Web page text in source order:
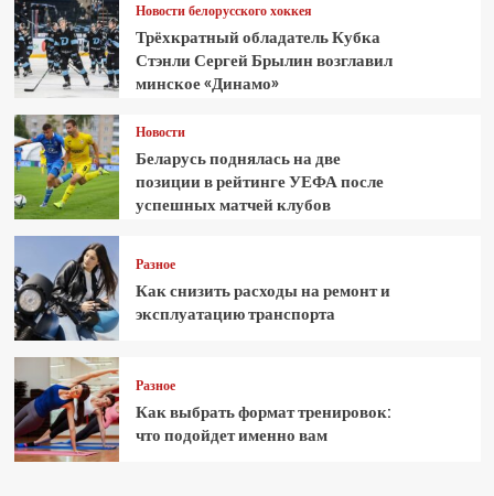
Новости белорусского хоккея
Трёхкратный обладатель Кубка
Стэнли Сергей Брылин возглавил
минское «Динамо»
Новости
Беларусь поднялась на две
позиции в рейтинге УЕФА после
успешных матчей клубов
Разное
Как снизить расходы на ремонт и
эксплуатацию транспорта
Разное
Как выбрать формат тренировок:
что подойдет именно вам